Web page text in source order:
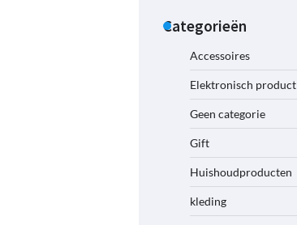
Categorieën
Accessoires
Elektronisch product
Geen categorie
Gift
Huishoudproducten
kleding